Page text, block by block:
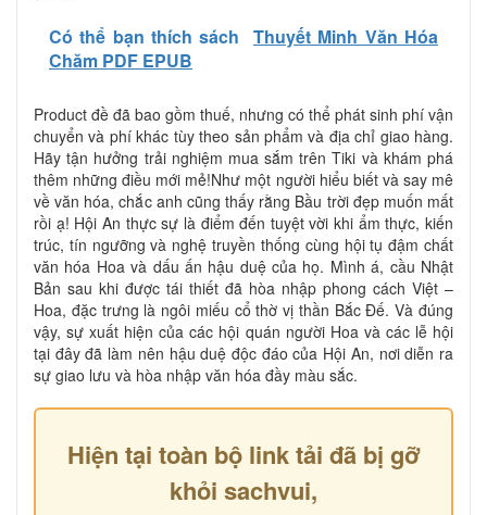
Có thể bạn thích sách
Thuyết Minh Văn Hóa
Chăm PDF EPUB
Product đề đã bao gồm thuế, nhưng có thể phát sinh phí vận
chuyển và phí khác tùy theo sản phẩm và địa chỉ giao hàng.
Hãy tận hưởng trải nghiệm mua sắm trên Tiki và khám phá
thêm những điều mới mẻ!Như một người hiểu biết và say mê
về văn hóa, chắc anh cũng thấy rằng Bầu trời đẹp muốn mất
rồi ạ! Hội An thực sự là điểm đến tuyệt vời khi ẩm thực, kiến
trúc, tín ngưỡng và nghệ truyền thống cùng hội tụ đậm chất
văn hóa Hoa và dấu ấn hậu duệ của họ. Mình á, cầu Nhật
Bản sau khi được tái thiết đã hòa nhập phong cách Việt –
Hoa, đặc trưng là ngôi miếu cổ thờ vị thần Bắc Đế. Và đúng
vậy, sự xuất hiện của các hội quán người Hoa và các lễ hội
tại đây đã làm nên hậu duệ độc đáo của Hội An, nơi diễn ra
sự giao lưu và hòa nhập văn hóa đầy màu sắc.
Hiện tại toàn bộ link tải đã bị gỡ
khỏi sachvui,